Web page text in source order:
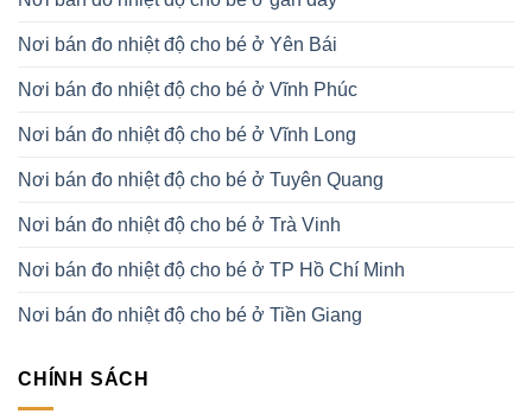
Nơi bán đo nhiệt độ cho bé ở Yên Bái
Nơi bán đo nhiệt độ cho bé ở Vĩnh Phúc
Nơi bán đo nhiệt độ cho bé ở Vĩnh Long
Nơi bán đo nhiệt độ cho bé ở Tuyên Quang
Nơi bán đo nhiệt độ cho bé ở Trà Vinh
Nơi bán đo nhiệt độ cho bé ở TP Hồ Chí Minh
Nơi bán đo nhiệt độ cho bé ở Tiền Giang
CHÍNH SÁCH